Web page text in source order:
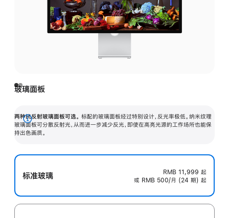
玻璃面板
两种抗反射玻璃面板可选。 标配的玻璃面板经过特别设计，反光率极低。纳米纹理
玻璃面板可分散反射光，从而进一步减少反光，即使在高亮光源的工作场所也能保
持出色画质。
展
开
标准玻璃 RMB 11,999 起
或 RMB 500/月 (24 期) 起